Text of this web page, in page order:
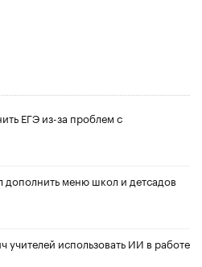
ЕГЭ из-за проблем с
меню школ и детсадов
учителей использовать ИИ в работе